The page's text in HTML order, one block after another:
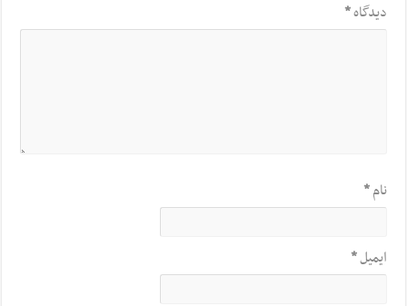
دیدگاه*
نام*
ایمیل*